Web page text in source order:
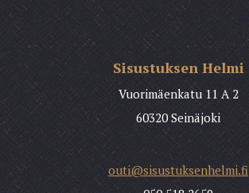
Sisustuksen Helmi
Vuorimäenkatu 11 A 2
60320 Seinäjoki
outi@sisustuksenhelmi.fi